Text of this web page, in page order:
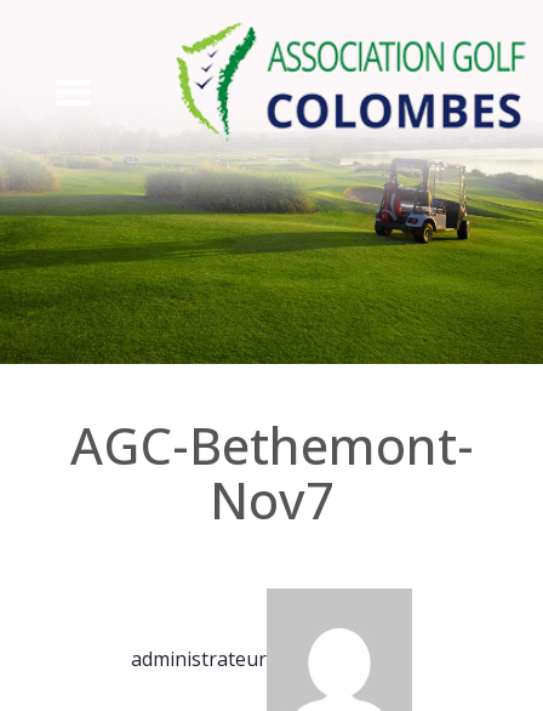
AGC-Bethemont-
Nov7
administrateur